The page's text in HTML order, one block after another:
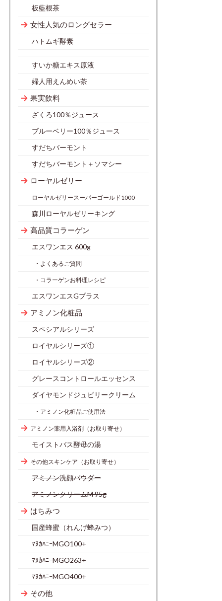
板藍根茶
女性人気のロングセラー
ハトムギ酵素
すいか糖エキス原液
婦人用えんめい茶
果実飲料
ざくろ100％ジュース
ブルーベリー100％ジュース
すだちバーモント
すだちバーモント＋ソマシー
ローヤルゼリー
ローヤルゼリースーパーゴールド1000
森川ローヤルゼリーキング
高品質コラーゲン
エスワンエス 600g
・よくあるご質問
・コラーゲンお料理レシピ
エスワンエスGプラス
アミノン化粧品
スペシアルシリーズ
ロイヤルシリーズ①
ロイヤルシリーズ②
グレースコントロールエッセンス
ダイヤモンドジュビリークリーム
・アミノン化粧品ご使用法
アミノン薬用入浴剤（お取り寄せ）
モイストバス酵母の湯
その他スキンケア（お取り寄せ）
アミノン洗顔パウダー
アミノンクリームM 95g
はちみつ
国産蜂蜜（れんげ蜂みつ）
ﾏﾇｶﾊﾆｰMGO100+
ﾏﾇｶﾊﾆｰMGO263+
ﾏﾇｶﾊﾆｰMGO400+
その他